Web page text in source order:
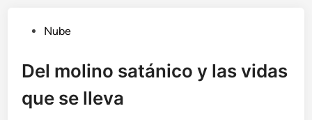
Publicado
Nube
Del molino satánico y las vidas
que se lleva